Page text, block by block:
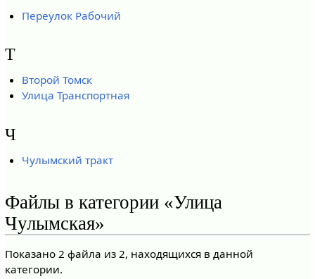
Переулок Рабочий
Т
Второй Томск
Улица Транспортная
Ч
Чулымский тракт
Файлы в категории «Улица
Чулымская»
Показано 2 файла из 2, находящихся в данной
категории.